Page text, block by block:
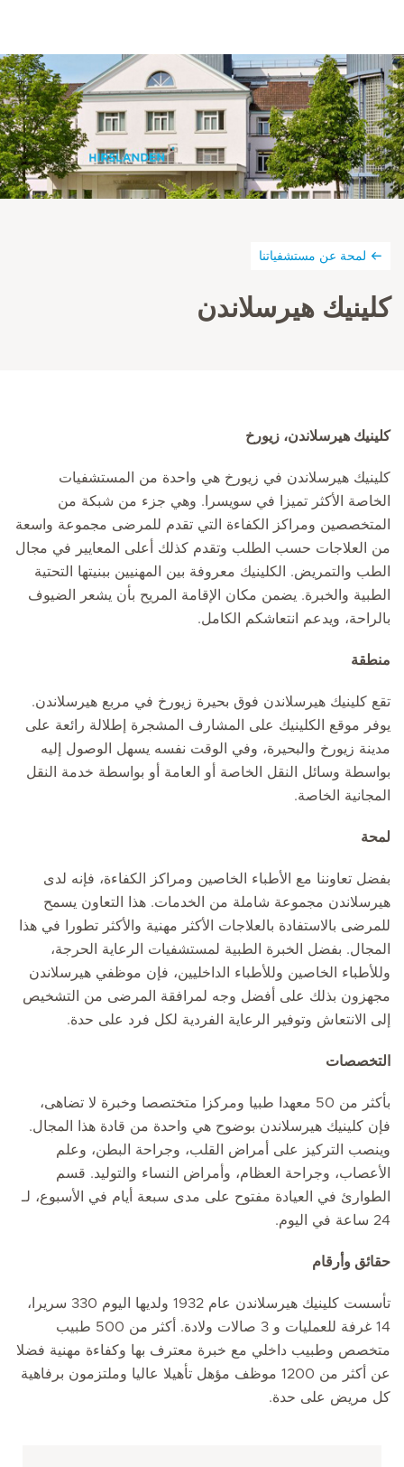
لمحة عن مستشفياتنا
كلينيك هيرسلاندن
كلينيك هيرسلاندن، زيورخ
كلينيك هيرسلاندن في زيورخ هي واحدة من المستشفيات
الخاصة الأكثر تميزا في سويسرا. وهي جزء من شبكة من
المتخصصين ومراكز الكفاءة التي تقدم للمرضى مجموعة واسعة
من العلاجات حسب الطلب وتقدم كذلك أعلى المعايير في مجال
الطب والتمريض. الكلينيك معروفة بين المهنيين ببنيتها التحتية
الطبية والخبرة. يضمن مكان الإقامة المريح بأن يشعر الضيوف
بالراحة، ويدعم انتعاشكم الكامل.
منطقة
تقع كلينيك هيرسلاندن فوق بحيرة زيورخ في مربع هيرسلاندن.
يوفر موقع الكلينيك على المشارف المشجرة إطلالة رائعة على
مدينة زيورخ والبحيرة، وفي الوقت نفسه يسهل الوصول إليه
بواسطة وسائل النقل الخاصة أو العامة أو بواسطة خدمة النقل
المجانية الخاصة.
لمحة
بفضل تعاوننا مع الأطباء الخاصين ومراكز الكفاءة، فإنه لدى
هيرسلاندن مجموعة شاملة من الخدمات. هذا التعاون يسمح
للمرضى بالاستفادة بالعلاجات الأكثر مهنية والأكثر تطورا في هذا
المجال. بفضل الخبرة الطبية لمستشفيات الرعاية الحرجة،
وللأطباء الخاصين وللأطباء الداخليين، فإن موظفي هيرسلاندن
مجهزون بذلك على أفضل وجه لمرافقة المرضى من التشخيص
إلى الانتعاش وتوفير الرعاية الفردية لكل فرد على حدة.
التخصصات
بأكثر من 50 معهدا طبيا ومركزا متختصصا وخبرة لا تضاهى،
فإن كلينيك هيرسلاندن بوضوح هي واحدة من قادة هذا المجال.
وينصب التركيز على أمراض القلب، وجراحة البطن، وعلم
الأعصاب، وجراحة العظام، وأمراض النساء والتوليد. قسم
الطوارئ في العيادة مفتوح على مدى سبعة أيام في الأسبوع، لـ
24 ساعة في اليوم.
حقائق وأرقام
تأسست كلينيك هيرسلاندن عام 1932 ولديها اليوم 330 سريرا،
14 غرفة للعمليات و 3 صالات ولادة. أكثر من 500 طبيب
متخصص وطبيب داخلي مع خبرة معترف بها وكفاءة مهنية فضلا
عن أكثر من 1200 موظف مؤهل تأهيلا عاليا وملتزمون برفاهية
كل مريض على حدة.